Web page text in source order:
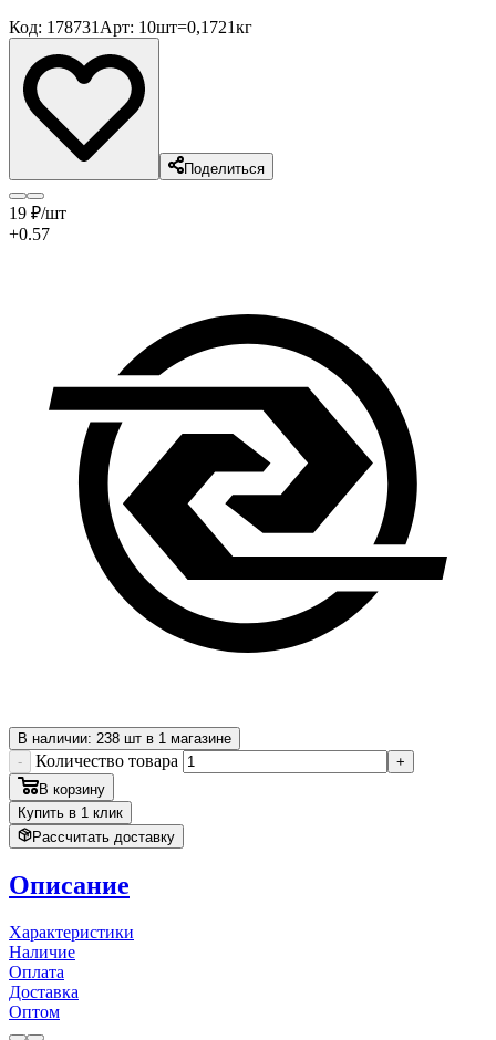
Код: 178731 Арт: 10шт=0,1721кг
Поделиться
19 ₽/шт
+0.57
В наличии: 238 шт в 1 магазине
-
Количество товара
+
В корзину
Купить в 1 клик
Рассчитать доставку
Описание
Характеристики
Наличие
Оплата
Доставка
Оптом